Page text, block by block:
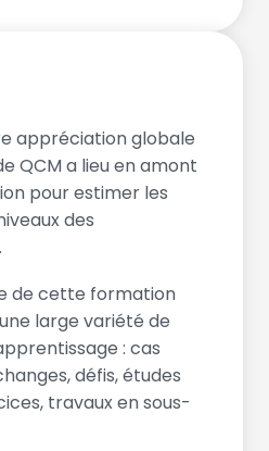
appréciation globale
QCM a lieu en amont
pour estimer les
des
de cette formation
large variété de
: cas
défis, études
travaux en sous-